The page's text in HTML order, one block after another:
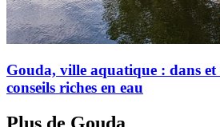
Gouda, ville aquatique : dans et
conseils riches en eau